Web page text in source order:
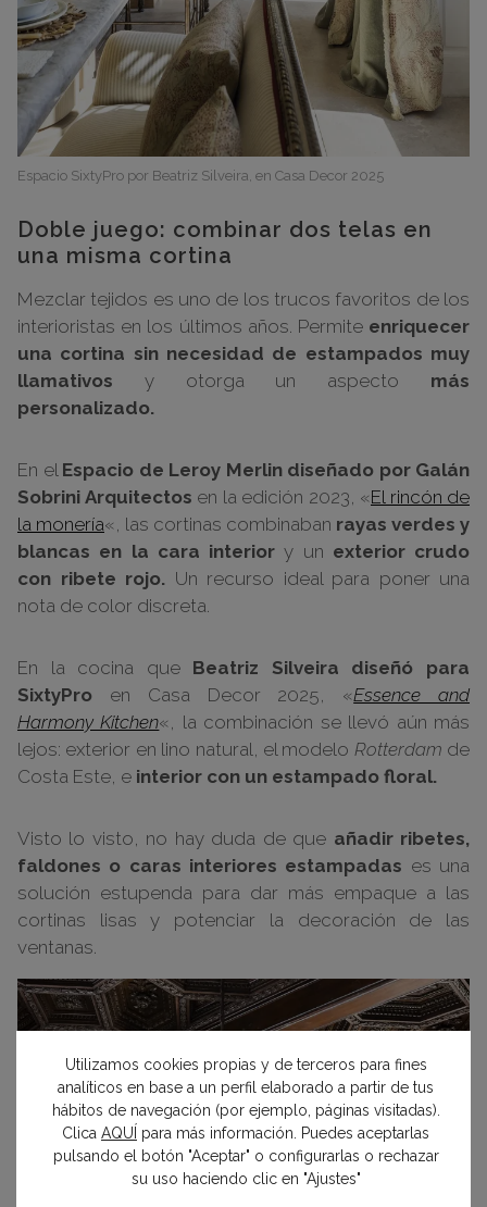
Espacio SixtyPro por Beatriz Silveira, en Casa Decor 2025
Doble juego: combinar dos telas en
una misma cortina
Mezclar tejidos es uno de los trucos favoritos de los
interioristas en los últimos años. Permite enriquecer
una cortina sin necesidad de estampados muy
llamativos y otorga un aspecto más
personalizado.
En el Espacio de Leroy Merlin diseñado por Galán
Sobrini Arquitectos en la edición 2023, «El rincón de
la monería«, las cortinas combinaban rayas verdes y
blancas en la cara interior y un exterior crudo
con ribete rojo. Un recurso ideal para poner una
nota de color discreta.
En la cocina que Beatriz Silveira diseñó para
SixtyPro en Casa Decor 2025, «Essence and
Harmony Kitchen«, la combinación se llevó aún más
lejos: exterior en lino natural, el modelo Rotterdam de
Costa Este, e interior con un estampado floral.
Visto lo visto, no hay duda de que añadir ribetes,
faldones o caras interiores estampadas es una
solución estupenda para dar más empaque a las
cortinas lisas y potenciar la decoración de las
ventanas.
Utilizamos cookies propias y de terceros para fines
analíticos en base a un perfil elaborado a partir de tus
hábitos de navegación (por ejemplo, páginas visitadas).
Clica AQUÍ para más información. Puedes aceptarlas
pulsando el botón "Aceptar" o configurarlas o rechazar
su uso haciendo clic en "Ajustes"